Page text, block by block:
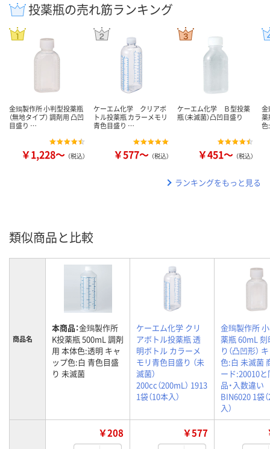
投薬瓶の売れ筋ランキング
金鵄製作所 小判型投薬瓶
（無地タイプ） 調剤用 凸凹
目盛り …
￥1,228～ （税込）
ケーエム化学 クリアボ
トル投薬瓶 カラーメモリ
青色目盛り …
￥577～ （税込）
ケーエム化学 Ｂ型投薬
瓶（未滅菌）凸凹目盛り
￥451～ （税込）
金
薬
ランキングをもっと見る
類似商品と比較
商品名
本商品：金鵄製作所
K投薬瓶 500mL 調剤
用 本体色:透明 キャ
ップ色:白 青色目盛
り 未滅菌
ケーエム化学 クリ
アボトル投薬瓶 透
明ボトル カラーメ
モリ青色目盛り （未
滅菌）
200cc（200mL） 1913
1袋（10本入）
金鵄製作所
薬瓶 60mL
り（凸凹形）
色:白 未滅菌
ード:20010
品・入数違い
BIN6020 1袋
入）
￥208 ￥577